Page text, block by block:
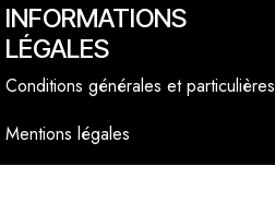
INFORMATIONS
LÉGALES
Conditions générales et particulières
Mentions légales